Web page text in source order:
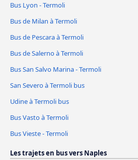
Bus Lyon - Termoli
Bus de Milan à Termoli
Bus de Pescara à Termoli
Bus de Salerno à Termoli
Bus San Salvo Marina - Termoli
San Severo à Termoli bus
Udine à Termoli bus
Bus Vasto à Termoli
Bus Vieste - Termoli
Les trajets en bus vers Naples